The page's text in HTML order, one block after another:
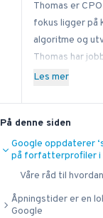
Thomas er
fokus ligger på
algoritme og
Thomas har
lidenskap for å
med kunnskap
Engine Journal,
underviser
Copenhagen
DMJX i
ønsker
Les mer
På denne siden
Google oppdaterer
på forfatterprofiler i
Våre råd til
Åpningstider er en
Google